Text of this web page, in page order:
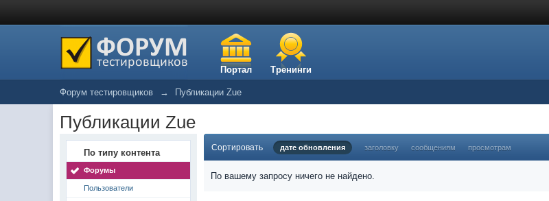
Портал Тренинги
Форум тестировщиков → Публикации Zue
Публикации Zue
По типу контента
Форумы
Пользователи
Сортировать дате обновления заголовку сообщениям просмотрам
По вашему запросу ничего не найдено.